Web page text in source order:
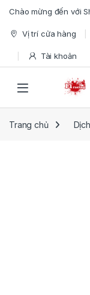
Skip to navigation
Skip to content
Chào mừng đến với
Vị trí cửa hàng
Tài khoản
Open
Trang chủ